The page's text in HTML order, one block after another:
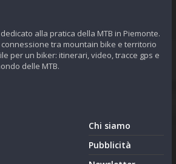
alla pratica della MTB in Piemonte.
tra mountain bike e territorio
per un biker: itinerari, video, tracce gps e
delle MTB.
Chi siamo
Pubblicità